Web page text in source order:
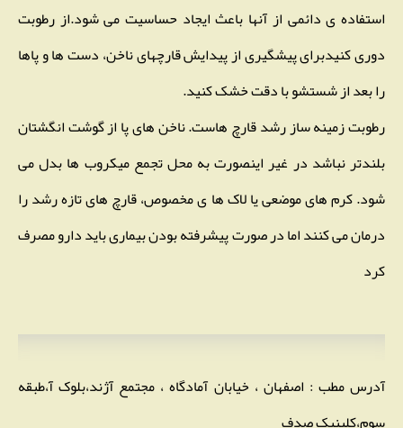
استفاده ی دائمی از آنها باعث ایجاد حساسیت می شود.از رطوبت
دوری کنیدبرای پیشگیری از پیدایش قارچهای ناخن، دست ها و پاها
را بعد از شستشو با دقت خشک کنید.
رطوبت زمینه ساز رشد قارچ هاست. ناخن های پا از گوشت انگشتان
بلندتر نباشد در غیر اینصورت به محل تجمع میکروب ها بدل می
شود. کرم های موضعی یا لاک ها ی مخصوص، قارچ های تازه رشد را
درمان می کنند اما در صورت پیشرفته بودن بیماری باید دارو مصرف
کرد
آدرس مطب : اصفهان ، خیابان آمادگاه ، مجتمع آژند،بلوک آ،طبقه